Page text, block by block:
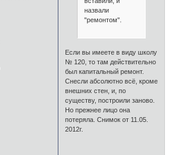
назвали
"ремонтом".
Если вы имеете в виду школу
№ 120, то там действительно
был капитальный ремонт.
Снесли абсолютно всё, кроме
внешних стен, и, по
существу, построили заново.
Но прежнее лицо она
потеряла. Снимок от 11.05.
2012г.